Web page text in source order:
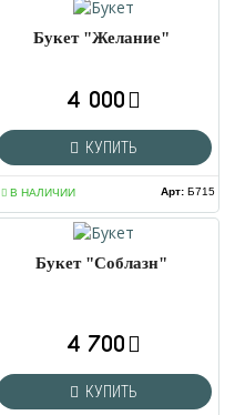
Букет "Желание"
4 000
КУПИТЬ
В НАЛИЧИИ Арт:Б715
Букет "Соблазн"
4 700
КУПИТЬ